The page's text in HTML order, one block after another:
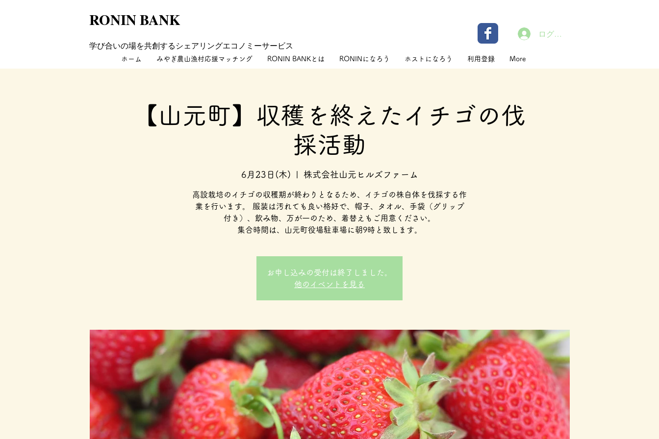
RONIN BANK
学び合いの場を共創するシェアリングエコノミーサービス
ログイン
ホーム みやぎ農山漁村応援マッチング RONIN BANKとは RONINになろう ホストになろう 利用登録 More
【山元町】収穫を終えたイチゴの伐
採活動
6月23日(木) 株式会社山元ヒルズファーム
高設栽培のイチゴの収穫期が終わりとなるため、イチゴの株自体を伐採する作
業を行います。 服装は汚れても良い格好で、帽子、タオル、手袋（グリップ
付き）、飲み物、万が一のため、着替えもご用意ください。
集合時間は、山元町役場駐車場に朝9時と致します。
お申し込みの受付は終了しました。
他のイベントを見る